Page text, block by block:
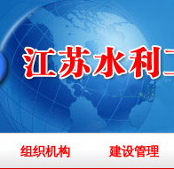
组织机构 建设管理